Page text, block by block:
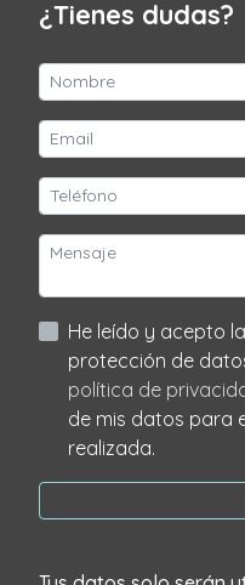
¿Tienes dudas?
He leído y acepto la información básica sobre
política de
de mis datos para
realizada.